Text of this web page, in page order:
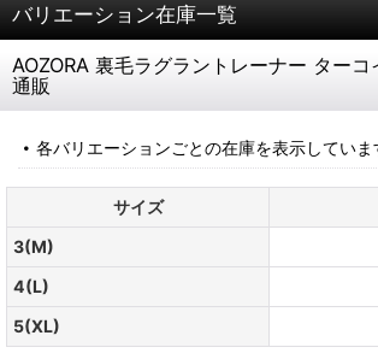
バリエーション在庫一覧
AOZORA 裏毛ラグラントレーナー ター
通販
各バリエーションごとの在庫を表示していま
サイズ
3(M)
4(L)
5(XL)